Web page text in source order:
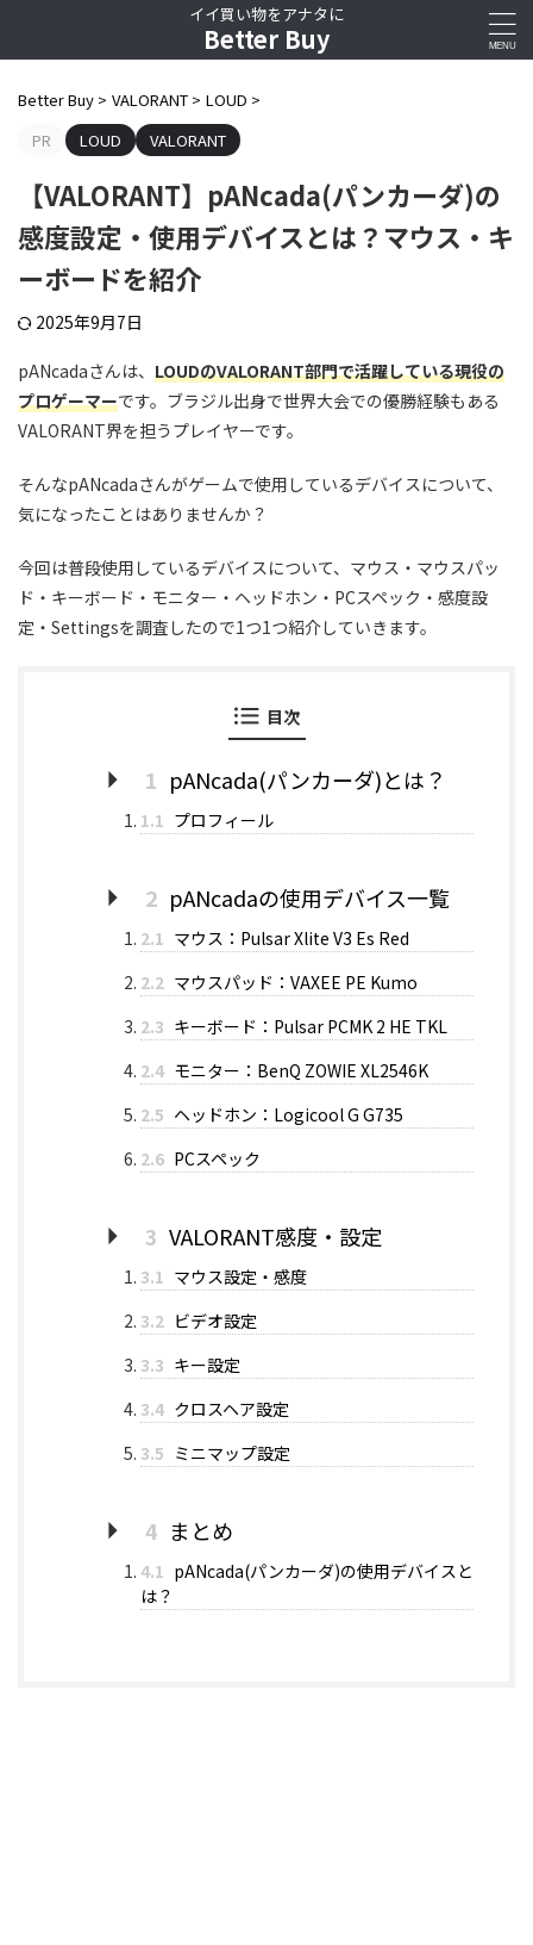
イイ買い物をアナタに
Better Buy
Better Buy > VALORANT > LOUD >
PR
LOUD VALORANT
【VALORANT】pANcada(パンカーダ)の
感度設定・使用デバイスとは？マウス・キ
ーボードを紹介
2025年9月7日
pANcadaさんは、 LOUDのVALORANT部門で活躍している現役の
プロゲーマーです。ブラジル出身で世界大会での優勝経験もある
VALORANT界を担うプレイヤーです。
そんなpANcadaさんがゲームで使用しているデバイスについて、
気になったことはありませんか？
今回は普段使用しているデバイスについて、マウス・マウスパッ
ド・キーボード・モニター・ヘッドホン・PCスペック・感度設
定・Settingsを調査したので1つ1つ紹介していきます。
目次
1 pANcada(パンカーダ)とは？
1.1 プロフィール
2 pANcadaの使用デバイス一覧
2.1 マウス：Pulsar Xlite V3 Es Red
2.2 マウスパッド：VAXEE PE Kumo
2.3 キーボード：Pulsar PCMK 2 HE TKL
2.4 モニター：BenQ ZOWIE XL2546K
2.5 ヘッドホン：Logicool G G735
2.6 PCスペック
3 VALORANT感度・設定
3.1 マウス設定・感度
3.2 ビデオ設定
3.3 キー設定
3.4 クロスヘア設定
3.5 ミニマップ設定
4 まとめ
4.1 pANcada(パンカーダ)の使用デバイスと
は？